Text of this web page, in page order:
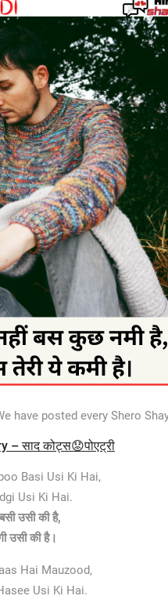
have posted every Shero
साद कोट्स😟पोएट्री
Basi Usi Ki Hai,
Usi Ki Hai.
उसी की है,
उसी की है।
Hai Mauzood,
Usi Ki Hai.